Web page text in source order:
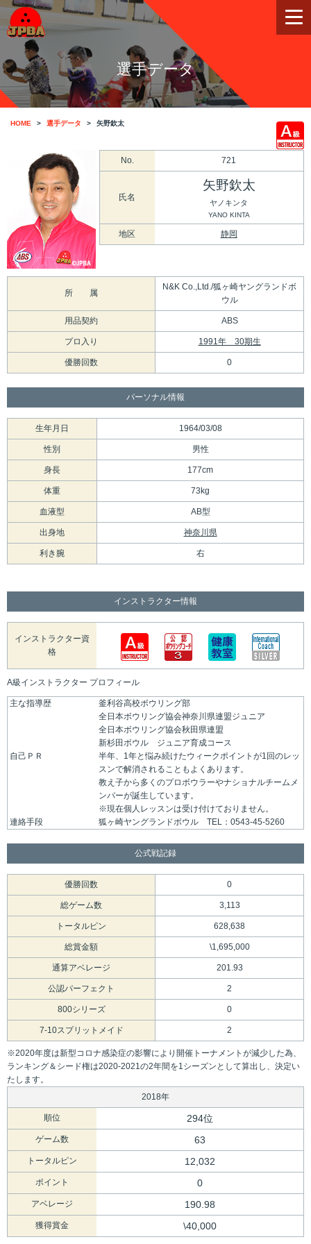
選手データ
HOME 選手データ 矢野欽太
No. 721
氏名
矢野欽太
ヤノキンタ
YANO KINTA
地区 静岡
所 属
N&K Co.,Ltd./狐ヶ崎ヤングランドボ
ウル
用品契約 ABS
プロ入り 1991年 30期生
優勝回数 0
パーソナル情報
生年月日 1964/03/08
性別 男性
身長 177cm
体重 73kg
血液型 AB型
出身地 神奈川県
利き腕 右
インストラクター情報
インストラクター資
格
A級インストラクター プロフィール
主な指導歴
釜利谷高校ボウリング部
全日本ボウリング協会神奈川県連盟ジュニア
全日本ボウリング協会秋田県連盟
新杉田ボウル ジュニア育成コース
自己ＰＲ
半年、1年と悩み続けたウィークポイントが1回のレッ
スンで解消されることもよくあります。
教え子から多くのプロボウラーやナショナルチームメ
ンバーが誕生しています。
※現在個人レッスンは受け付けておりません。
連絡手段
狐ヶ崎ヤングランドボウル TEL：0543-45-5260
公式戦記録
優勝回数 0
総ゲーム数 3,113
トータルピン 628,638
総賞金額 \1,695,000
通算アベレージ 201.93
公認パーフェクト 2
800シリーズ 0
7-10スプリットメイド 2
※2020年度は新型コロナ感染症の影響により開催トーナメントが減少した為、
ランキング＆シード権は2020-2021の2年間を1シーズンとして算出し、決定い
たします。
2018年
順位 294位
ゲーム数 63
トータルピン 12,032
ポイント 0
アベレージ 190.98
獲得賞金 \40,000